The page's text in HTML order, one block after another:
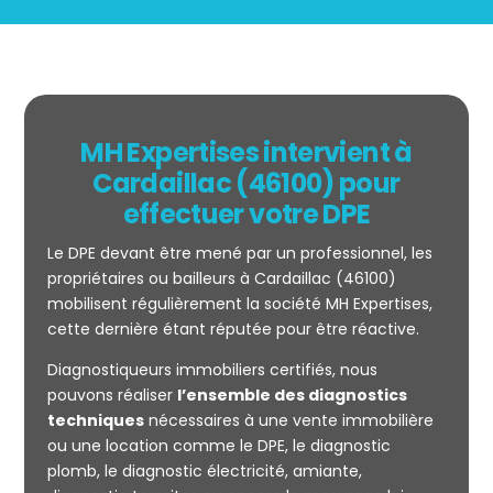
Mesurage
CARREZ
MH Expertises intervient à
Cardaillac (46100) pour
effectuer votre DPE
Le DPE devant être mené par un professionnel, les
propriétaires ou bailleurs à Cardaillac (46100)
mobilisent régulièrement la société MH Expertises,
cette dernière étant réputée pour être réactive.
Diagnostiqueurs immobiliers certifiés, nous
pouvons réaliser l’ensemble des diagnostics
techniquesnécessaires à une vente immobilière
ou une location comme le DPE, le diagnostic
plomb, le diagnostic électricité, amiante,